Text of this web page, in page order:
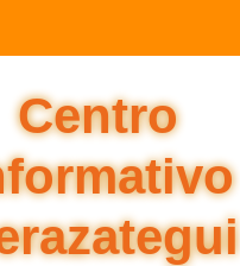
Centro